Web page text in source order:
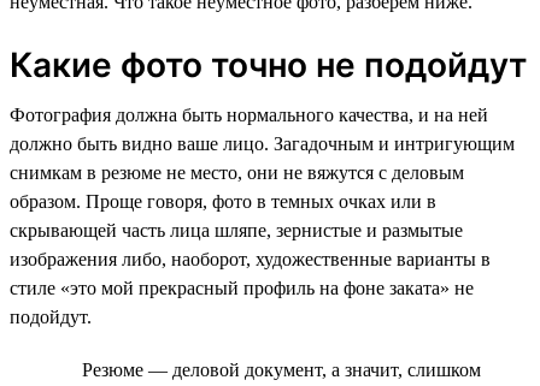
Какие фото точно не подойдут
Фотография должна быть нормального качества, и на ней
должно быть видно ваше лицо. Загадочным и интригующим
снимкам в резюме не место, они не вяжутся с деловым
образом. Проще говоря, фото в темных очках или в
скрывающей часть лица шляпе, зернистые и размытые
изображения либо, наоборот, художественные варианты в
стиле «это мой прекрасный профиль на фоне заката» не
подойдут.
Резюме — деловой документ, а значит, слишком